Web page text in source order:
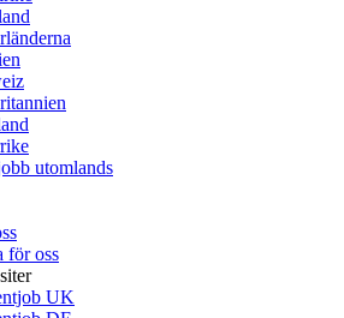
utomlands
för oss
UK